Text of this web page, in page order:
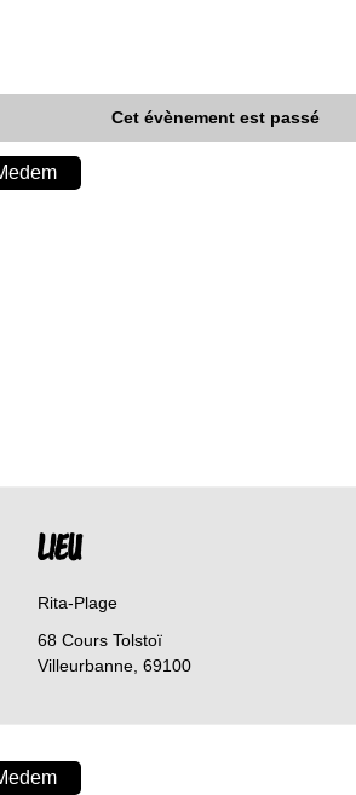
Cet évènement est passé
LIEU
Rita-Plage
68 Cours Tolstoï
Villeurbanne 69100